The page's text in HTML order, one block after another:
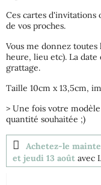
Ces cartes
de vos proches.
Vous me donnez
heure, lieu etc). La
grattage.
Taille 10cm x 13,5cm,
> Une fois votre
quantité souhaitée ;)
Achetez-le
et jeudi 13 août avec